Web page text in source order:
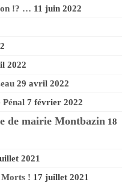
?
mars !
Saint
!? … 11 juin 2022
2022
29 avril 2022
7 février 2022
de mairie Montbazin 18
2021
! 17 juillet 2021